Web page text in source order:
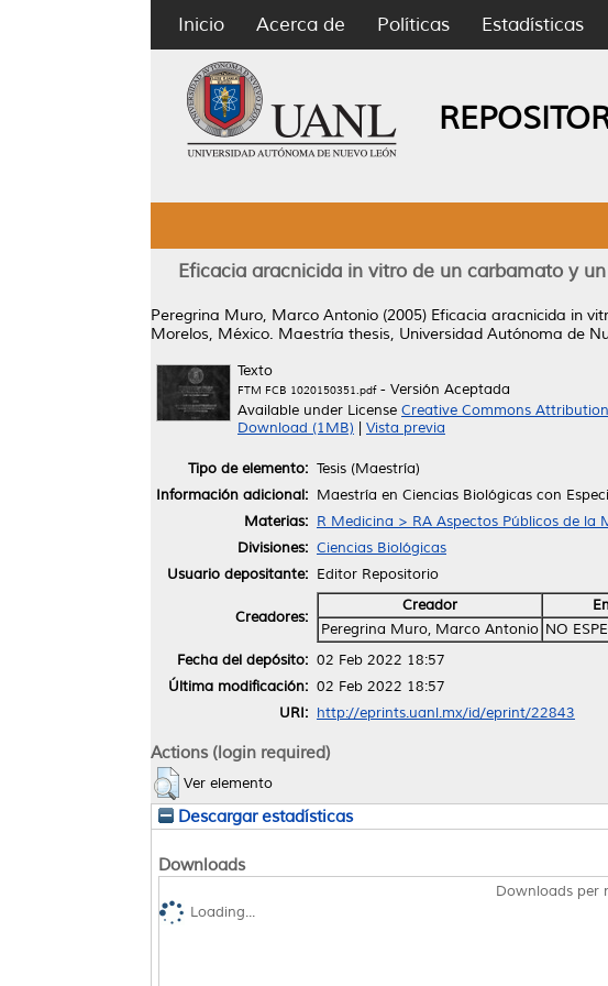
Inicio Acerca de Políticas Estadísticas
Eficacia aracnicida in vitro de un carbamato y
Peregrina Muro, Marco Antonio (2005) Eficacia aracnicida in
Morelos, México. Maestría thesis, Universidad Autónoma de
Texto
FTM FCB 1020150351.pdf- Versión Aceptada
Available under License Creative Commons
Download (1MB)
Vista previa
Tipo de elemento: Tesis (Maestría)
Información adicional: Maestría en Ciencias Biológicas con
Materias: R Medicina > RA Aspectos Públicos de la
Divisiones: Ciencias Biológicas
Usuario depositante: Editor Repositorio
Creadores:
Creador
Peregrina Muro, Marco Antonio NO
Fecha del depósito: 02 Feb 2022 18:57
Última modificación: 02 Feb 2022 18:57
URI: http://eprints.uanl.mx/id/eprint/22843
Actions (login required)
Ver elemento
Descargar estadísticas
Downloads
Downloads per
Loading...